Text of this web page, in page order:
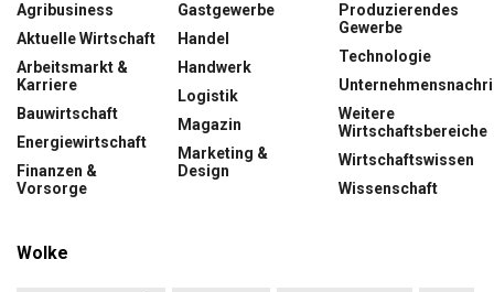
Agribusiness
Aktuelle Wirtschaft
Arbeitsmarkt &
Karriere
Bauwirtschaft
Energiewirtschaft
Finanzen &
Vorsorge
Gastgewerbe
Handel
Handwerk
Logistik
Magazin
Marketing &
Design
Produzierendes
Gewerbe
Technologie
Weitere
Wirtschaftsbereiche
Wirtschaftswissen
Wissenschaft
Wolke